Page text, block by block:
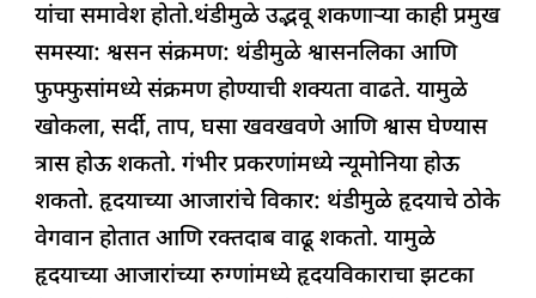
यांचा समावेश होतो.थंडीमुळे उद्भवू शकणार्‍या काही प्रमुख
समस्या: श्वसन संक्रमण: थंडीमुळे श्वासनलिका आणि
फुफ्फुसांमध्ये संक्रमण होण्याची शक्यता वाढते. यामुळे
खोकला, सर्दी, ताप, घसा खवखवणे आणि श्वास घेण्यास
त्रास होऊ शकतो. गंभीर प्रकरणांमध्ये न्यूमोनिया होऊ
शकतो. हृदयाच्या आजारांचे विकार: थंडीमुळे हृदयाचे ठोके
वेगवान होतात आणि रक्तदाब वाढू शकतो. यामुळे
हृदयाच्या आजारांच्या रुग्णांमध्ये हृदयविकाराचा झटका